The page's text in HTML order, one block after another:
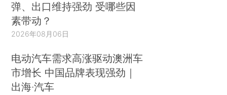
弹、出口维持强劲 受哪些因
素带动？
2026年08月06日
电动汽车需求高涨驱动澳洲车
市增长 中国品牌表现强劲｜
出海·汽车